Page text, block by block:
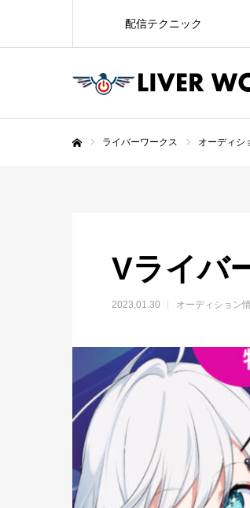
配信テクニック
ライバーワークス オーディシ
Vライバ
2023.01.30 オーディション